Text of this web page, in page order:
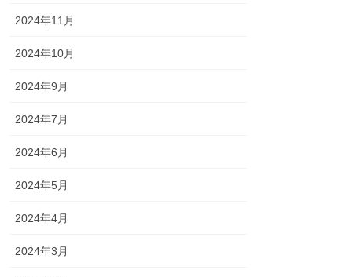
2024年11月
2024年10月
2024年9月
2024年7月
2024年6月
2024年5月
2024年4月
2024年3月